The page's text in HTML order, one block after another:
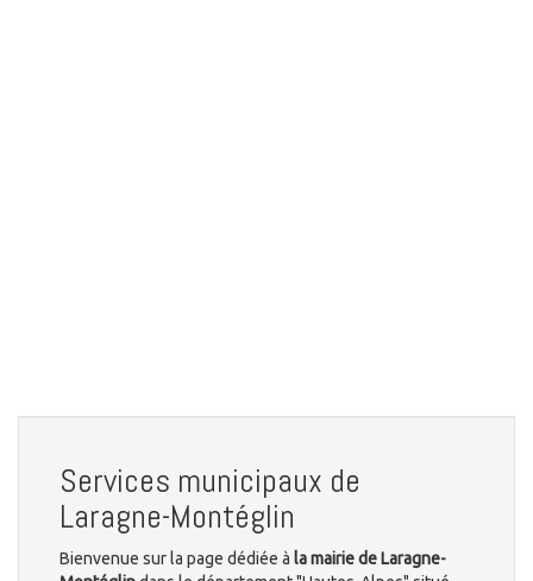
Services municipaux de
Laragne-Montéglin
Bienvenue sur la page dédiée à la mairie de Laragne-